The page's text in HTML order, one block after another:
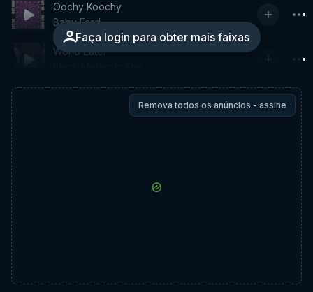
Faça login para obter mais faixas
Oochy Koochy
Baby Ford
World Eater
Remova todos os anúncios - assine